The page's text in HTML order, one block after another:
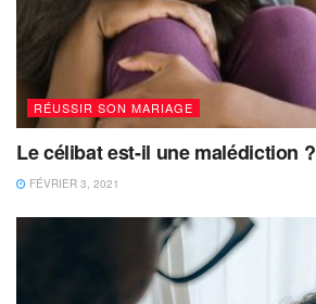
RÉUSSIR SON MARIAGE
Le célibat est-il une malédiction ?
FÉVRIER 3, 2021